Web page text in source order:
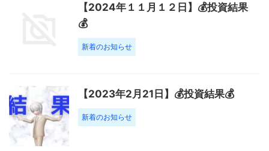
【2024年１１月１２日】💰投資結果
💰
新着のお知らせ
【2023年2月21日】💰投資結果💰
新着のお知らせ